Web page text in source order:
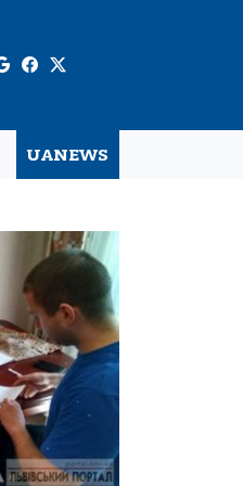
UANEWS